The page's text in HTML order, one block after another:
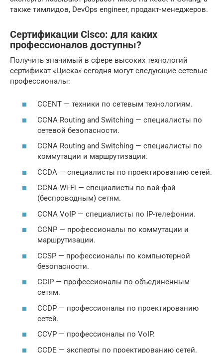
также тимлидов, DevOps engineer, продакт-менеджеров.
Сертификации Cisco: для каких
профессионалов доступны?
Получить значимый в сфере высоких технологий
сертификат «Циска» сегодня могут следующие сетевые
профессионалы:
CCENT — техники по сетевым технологиям.
CCNA Routing and Switching — специалисты по
сетевой безопасности.
CCNA Routing and Switching — специалисты по
коммутации и маршрутизации.
CCDA — специалисты по проектированию сетей.
CCNA Wi-Fi — специалисты по вай-фай
(беспроводным) сетям.
CCNA VoIP — специалисты по IP-телефонии.
CCNP — профессионалы по коммутации и
маршрутизации.
CCSP — профессионалы по компьютерной
безопасности.
CCIP — профессионалы по объединенным
сетям.
CCDP — профессионалы по проектированию
сетей.
CCVP — профессионалы по VoIP.
CCDE — эксперты по проектированию сетей.